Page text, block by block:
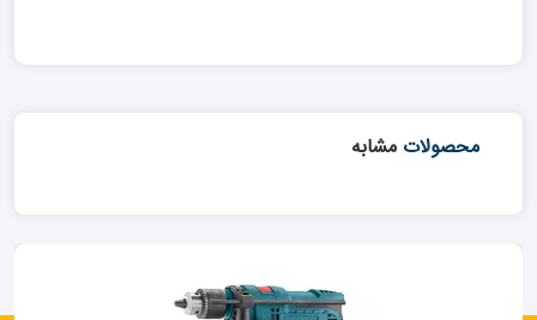
محصولات مشابه